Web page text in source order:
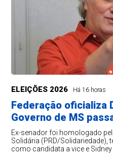
ELEIÇÕES 2026 Há 16 horas
Federação oficializa
Governo de MS
Ex-senador foi homologado
Solidária (PRD/Solidariedade),
como candidata a vice e